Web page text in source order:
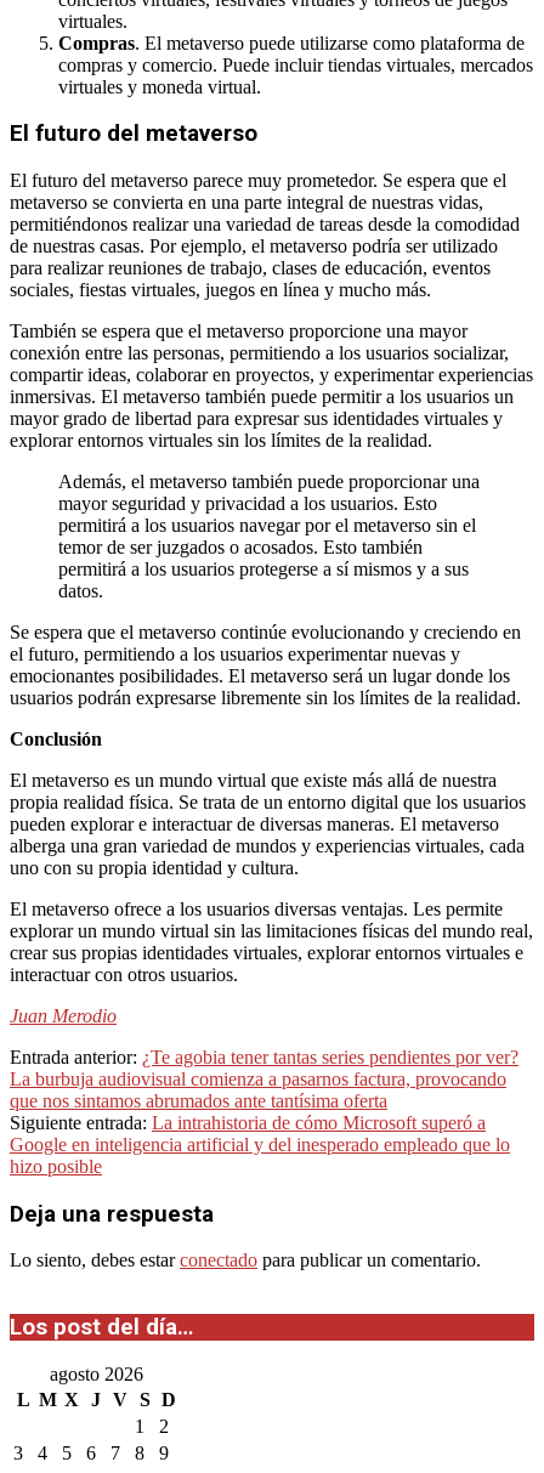
virtuales.
Compras. El metaverso puede utilizarse como plataforma de
compras y comercio. Puede incluir tiendas virtuales, mercados
virtuales y moneda virtual.
El futuro del metaverso
El futuro del metaverso parece muy prometedor. Se espera que el
metaverso se convierta en una parte integral de nuestras vidas,
permitiéndonos realizar una variedad de tareas desde la comodidad
de nuestras casas. Por ejemplo, el metaverso podría ser utilizado
para realizar reuniones de trabajo, clases de educación, eventos
sociales, fiestas virtuales, juegos en línea y mucho más.
También se espera que el metaverso proporcione una mayor
conexión entre las personas, permitiendo a los usuarios socializar,
compartir ideas, colaborar en proyectos, y experimentar experiencias
inmersivas. El metaverso también puede permitir a los usuarios un
mayor grado de libertad para expresar sus identidades virtuales y
explorar entornos virtuales sin los límites de la realidad.
Además, el metaverso también puede proporcionar una
mayor seguridad y privacidad a los usuarios. Esto
permitirá a los usuarios navegar por el metaverso sin el
temor de ser juzgados o acosados. Esto también
permitirá a los usuarios protegerse a sí mismos y a sus
datos.
Se espera que el metaverso continúe evolucionando y creciendo en
el futuro, permitiendo a los usuarios experimentar nuevas y
emocionantes posibilidades. El metaverso será un lugar donde los
usuarios podrán expresarse libremente sin los límites de la realidad.
Conclusión
El metaverso es un mundo virtual que existe más allá de nuestra
propia realidad física. Se trata de un entorno digital que los usuarios
pueden explorar e interactuar de diversas maneras. El metaverso
alberga una gran variedad de mundos y experiencias virtuales, cada
uno con su propia identidad y cultura.
El metaverso ofrece a los usuarios diversas ventajas. Les permite
explorar un mundo virtual sin las limitaciones físicas del mundo real,
crear sus propias identidades virtuales, explorar entornos virtuales e
interactuar con otros usuarios.
Juan Merodio
2023-
01-
24
Entrada anterior: ¿Te agobia tener tantas series pendientes por ver?
La burbuja audiovisual comienza a pasarnos factura, provocando
que nos sintamos abrumados ante tantísima oferta
Siguiente entrada: La intrahistoria de cómo Microsoft superó a
Google en inteligencia artificial y del inesperado empleado que lo
hizo posible
Deja una respuesta
Lo siento, debes estarconectado para publicar un comentario.
Los post del día…
agosto 2026
L M X J V S D
1
2
3
4 5 6 7 8
9